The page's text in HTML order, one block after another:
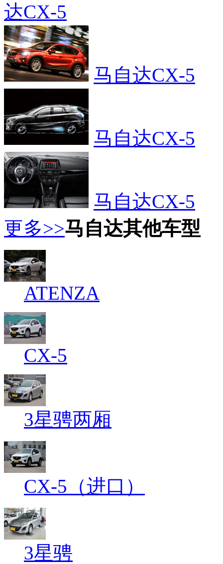
达CX-5
马自达CX-5
马自达CX-5
马自达CX-5
更多>>马自达其他车型
ATENZA
CX-5
3星骋两厢
CX-5（进口）
3星骋